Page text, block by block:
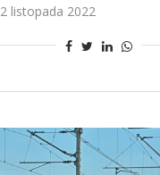
2 listopada 2022